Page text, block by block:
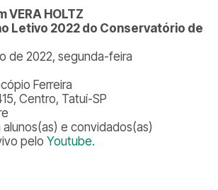
VERA HOLTZ
Letivo 2022 do Conservatório de
de 2022, segunda-feira
Ferreira
Centro, Tatuí-SP
alunos(as) e convidados(as)
pelo Youtube.